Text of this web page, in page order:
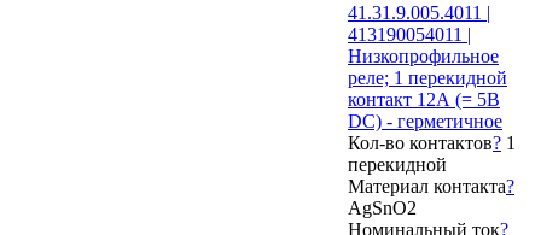
41.31.9.005.4011 |
413190054011 |
Низкопрофильное
реле; 1 перекидной
контакт 12А (= 5В
DC) - герметичное
Кол-во контактов? 1
перекидной
Материал контакта?
AgSnO2
Номинальный ток?